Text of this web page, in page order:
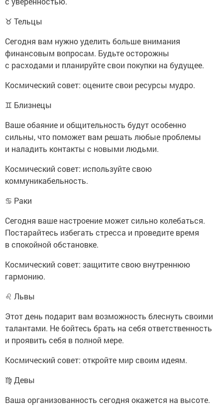
♉ Тельцы
Сегодня вам нужно уделить больше внимания
финансовым вопросам. Будьте осторожны
с расходами и планируйте свои покупки на будущее.
Космический совет: оцените свои ресурсы мудро.
♊ Близнецы
Ваше обаяние и общительность будут особенно
сильны, что поможет вам решать любые проблемы
и наладить контакты с новыми людьми.
Космический совет: используйте свою
коммуникабельность.
♋ Раки
Сегодня ваше настроение может сильно колебаться.
Постарайтесь избегать стресса и проведите время
в спокойной обстановке.
Космический совет: защитите свою внутреннюю
гармонию.
♌ Львы
Этот день подарит вам возможность блеснуть своими
талантами. Не бойтесь брать на себя ответственность
и проявить себя в полной мере.
Космический совет: откройте мир своим идеям.
♍ Девы
Ваша организованность сегодня окажется на высоте.